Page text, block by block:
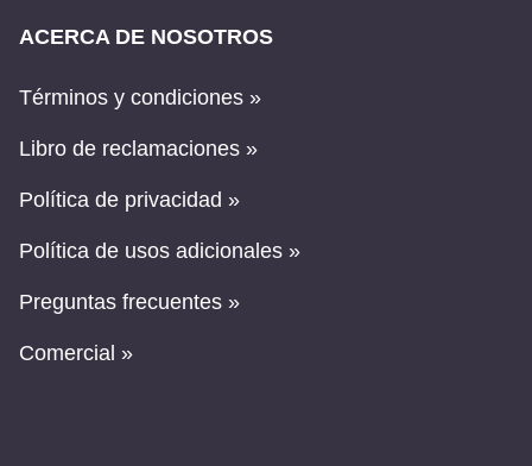
ACERCA DE NOSOTROS
Términos y condiciones »
Libro de reclamaciones »
Política de privacidad »
Política de usos adicionales »
Preguntas frecuentes »
Comercial »